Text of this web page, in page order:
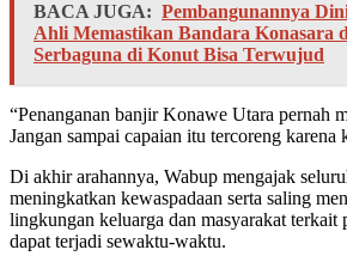
BACA JUGA: Pembangunannya
Ahli Memastikan Bandara Konasara
Serbaguna di Konut Bisa Terwujud
“Penanganan banjir Konawe Utara pernah
Jangan sampai capaian itu tercoreng karena
Di akhir arahannya, Wabup mengajak
meningkatkan kewaspadaan serta saling
lingkungan keluarga dan masyarakat terkait
dapat terjadi sewaktu-waktu.